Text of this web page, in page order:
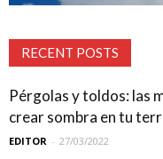
RECENT POSTS
Pérgolas y toldos: las
crear sombra en tu
EDITOR - 27/03/2022